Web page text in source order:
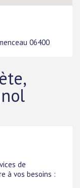
06400
de
à vos besoins :